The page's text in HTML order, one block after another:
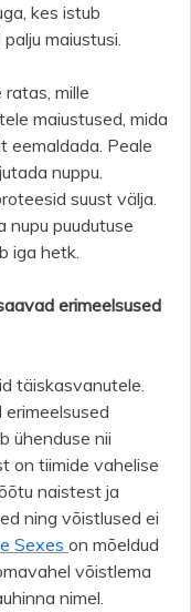
kes istub
maiustusi.
mille
maiustused, mida
eemaldada. Peale
nuppu.
suust välja.
puudutuse
iga hetk.
erimeelsused
täiskasvanutele.
ühenduse nii
on tiimide vahelise
naistest ja
ning võistlused ei
Sexes on mõeldud
võistlema
nimel.